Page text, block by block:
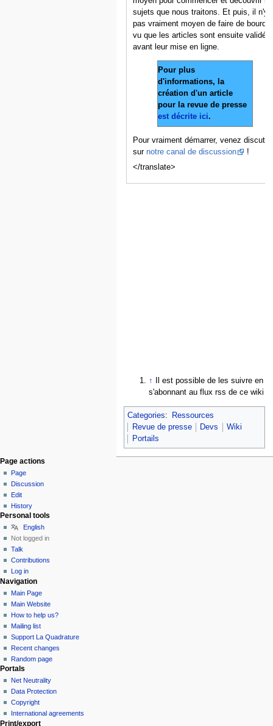
sujets que nous traitons. Et puis, il n'y
pas vraiment moyen de faire de
vu que les articles sont ensuite validés
avant leur mise en ligne.
Pour plus
d'informations, la
création d'un article
pour la revue de presse
est décrite ici.
Pour vraiment démarrer, venez discuter
surnotre canal de discussion
!
</translate>
↑
Il est possible de les suivre en
s'abonnant au flux rss de ce wiki
Categories:
Ressources
Revue de presse
Devs
Wiki
Portails
Page actions
Page
Discussion
Edit
History
Personal tools
English
Not logged in
Talk
Contributions
Log in
Navigation
Main Page
Main Website
How to help us?
Mailing list
Support La Quadrature
Recent changes
Random page
Portals
Net Neutrality
Data Protection
Copyright
International agreements
Print/export